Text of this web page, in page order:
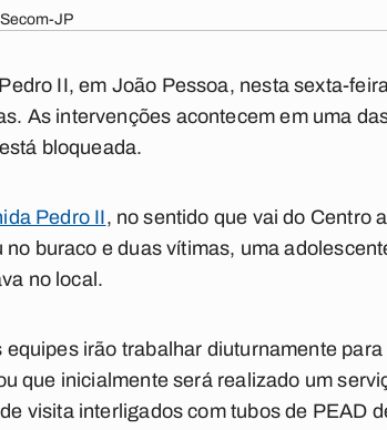
JP
II, em João Pessoa, nesta sexta-
As intervenções acontecem em uma
bloqueada.
Pedro II, no sentido que vai do Centro
buraco e duas vítimas, uma
no local.
irão trabalhar diuturnamente para
que inicialmente será realizado um
visita interligados com tubos de PEAD